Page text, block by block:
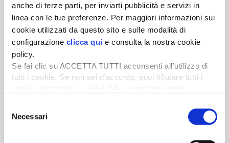
anche di terze parti, per inviarti pubblicità e servizi in
linea con le tue preferenze. Per maggiori informazioni sui
cookie utilizzati da questo sito e sulle modalità di
configurazione clicca qui e consulta la nostra cookie
policy.
Se fai clic su ACCETTA TUTTI acconsenti all’utilizzo di
tutti i cookie. Se non sei d’accordo, puoi rifiutare tutti i
desideri accettare e cliccando ACCETTA SELEZIONATI.
delNecessari
Newsletter
Scopri un servizio d'informazione di alta qualità. Tagliato sulle tue
esigenze.